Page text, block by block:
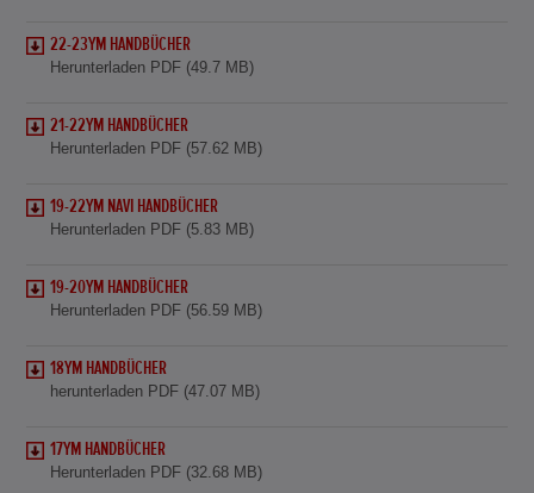
22-23YM HANDBÜCHER
Herunterladen PDF (49.7 MB)
21-22YM HANDBÜCHER
Herunterladen PDF (57.62 MB)
19-22YM NAVI HANDBÜCHER
Herunterladen PDF (5.83 MB)
19-20YM HANDBÜCHER
Herunterladen PDF (56.59 MB)
18YM HANDBÜCHER
herunterladen PDF (47.07 MB)
17YM HANDBÜCHER
Herunterladen PDF (32.68 MB)